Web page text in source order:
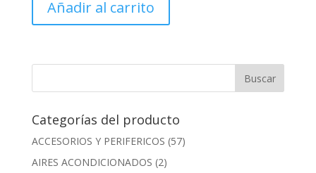
Añadir al carrito
Categorías del producto
ACCESORIOS Y PERIFERICOS (57)
AIRES ACONDICIONADOS (2)